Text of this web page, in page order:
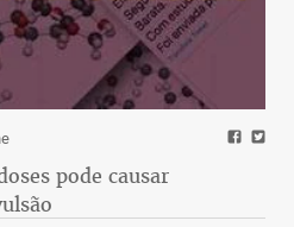
pode causar